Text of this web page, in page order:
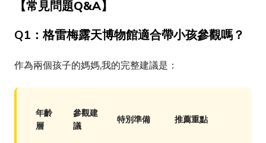
【常見問題Q&A】
Q1：格雷梅露天博物館適合帶小孩參觀嗎？
作為兩個孩子的媽媽,我的完整建議是：
年齡
層
參觀建
議
特別準備 推薦重點